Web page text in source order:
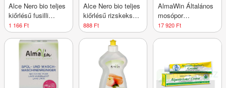
Alce Nero bio teljes
kiőrlésű fusilli
(csavart orsó) 500 g
1 166 Ft
Alce Nero bio teljes
kiőrlésű rizskeksz
100 g
888 Ft
AlmaWin Általános
mosópor
koncentrátum - 82
mosásra
17 920 Ft